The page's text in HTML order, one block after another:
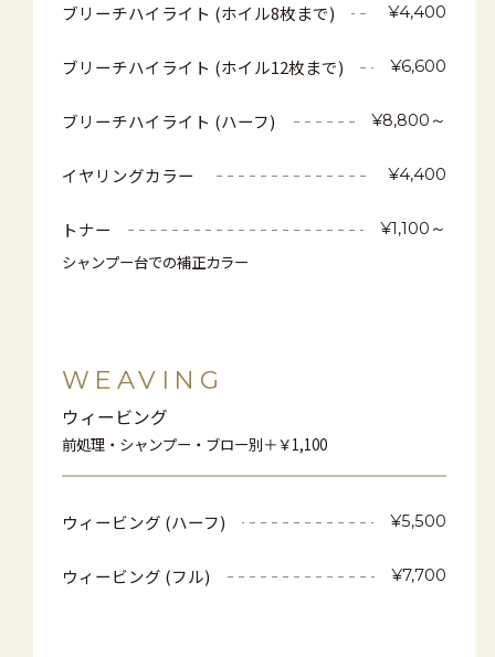
ブリーチハイライト (ホイル8枚まで) ¥4,400
ブリーチハイライト (ホイル12枚まで) ¥6,600
ブリーチハイライト (ハーフ) ¥8,800～
イヤリングカラー ¥4,400
トナー ¥1,100～
シャンプー台での補正カラー
WEAVING
ウィービング
前処理・シャンプー・ブロー別＋￥1,100
ウィービング (ハーフ) ¥5,500
ウィービング (フル) ¥7,700